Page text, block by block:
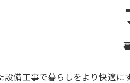
設備工事で暮らしをより快適